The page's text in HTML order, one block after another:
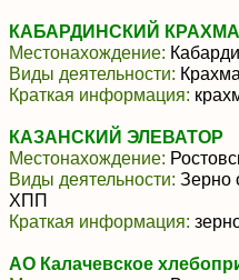
КАБАРДИНСКИЙ
Местонахождение:
Виды деятельности:
Краткая информация:
КАЗАНСКИЙ ЭЛЕВАТОР
Местонахождение:
Виды деятельности: Зерно
ХПП
Краткая информация:
АО Калачевское